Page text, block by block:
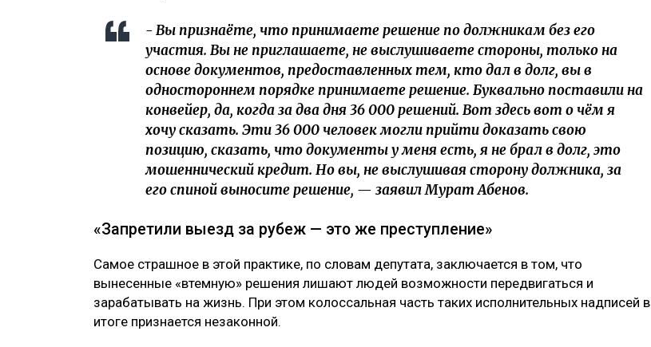
- Вы признаёте, что принимаете решение по должникам без его
участия. Вы не приглашаете, не выслушиваете стороны, только на
основе документов, предоставленных тем, кто дал в долг, вы в
одностороннем порядке принимаете решение. Буквально поставили на
конвейер, да, когда за два дня 36 000 решений. Вот здесь вот о чём я
хочу сказать. Эти 36 000 человек могли прийти доказать свою
позицию, сказать, что документы у меня есть, я не брал в долг, это
мошеннический кредит. Но вы, не выслушивая сторону должника, за
его спиной выносите решение, — заявил Мурат Абенов.
«Запретили выезд за рубеж — это же преступление»
Самое страшное в этой практике, по словам депутата, заключается в том, что
вынесенные «втемную» решения лишают людей возможности передвигаться и
зарабатывать на жизнь. При этом колоссальная часть таких исполнительных надписей в
итоге признается незаконной.